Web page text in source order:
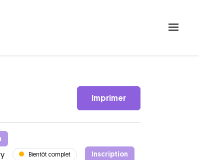
Imprimer
Bientôt complet Inscription